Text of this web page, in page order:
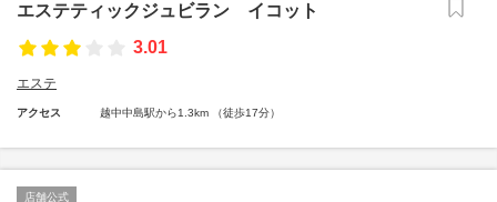
エステティックジュビラン イコット
3.01
エステ
アクセス 越中中島駅から1.3km （徒歩17分）
店舗公式